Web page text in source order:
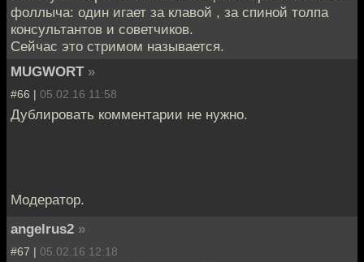
фоллыча: один игает за клавой , за спиной толпа
консультантов и советчиков.
Сейчас это стримом называется.
MUGWORT »
#66 | 05.02.16 11:58
Дублировать комментарии не нужно.
Модератор.
angelrus2 »
#67 | 05.02.16 12:18